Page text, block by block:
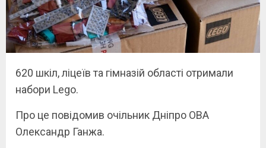
620 шкіл, ліцеїв та гімназій області отримали
набори Lego.
Про це повідомив очільник Дніпро ОВА
Олександр Ганжа.